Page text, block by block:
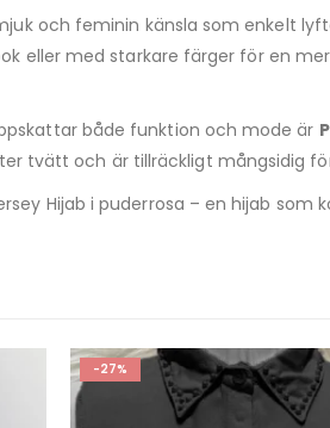
och feminin känsla som enkelt
eller med starkare färger för en
både funktion och mode är
tvätt och är tillräckligt mångsidig
Hijab i puderrosa – en hijab
-20%